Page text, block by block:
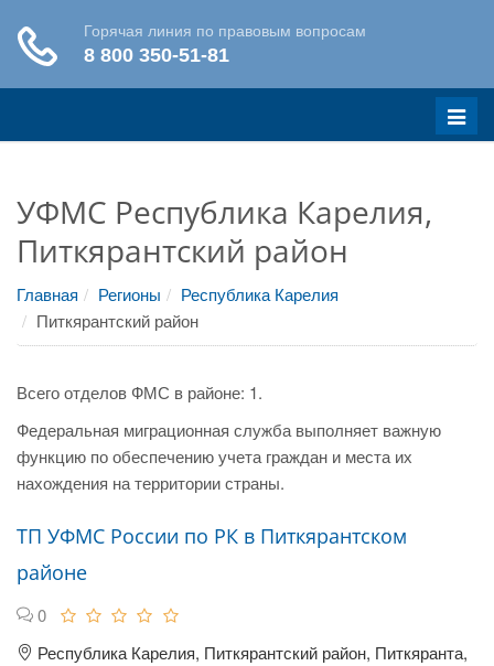
Меню
УФМС Республика Карелия,
Питкярантский район
Главная Регионы
Республика Карелия
Питкярантский район
Всего отделов ФМС в районе: 1.
Федеральная миграционная служба выполняет важную
функцию по обеспечению учета граждан и места их
нахождения на территории страны.
ТП УФМС России по РК в Питкярантском
районе
0
Республика Карелия, Питкярантский район, Питкяранта,